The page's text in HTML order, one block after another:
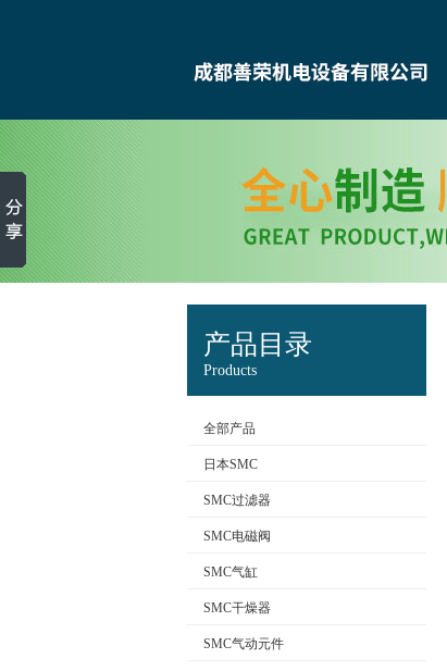
产品目录
Products
全部产品
日本SMC
SMC过滤器
SMC电磁阀
SMC气缸
SMC干燥器
SMC气动元件